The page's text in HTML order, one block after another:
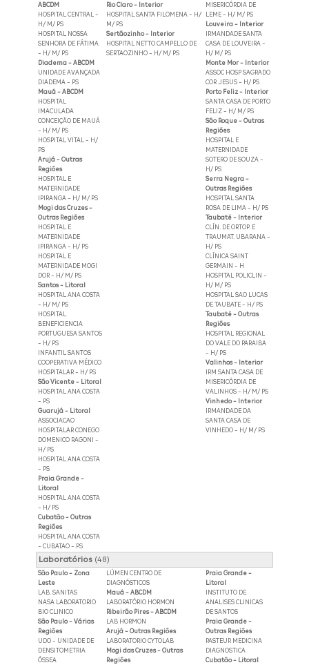
ABCDM
HOSPITAL CENTRAL -
H/ M/ PS
HOSPITAL NOSSA
SENHORA DE FÁTIMA
- H/ M/ PS
Diadema - ABCDM
UNIDADE AVANÇADA
DIADEMA - PS
Mauá - ABCDM
HOSPITAL
IMACULADA
CONCEIÇÃO DE MAUÁ
- H/ M/ PS
HOSPITAL VITAL - H/
PS
Arujá - Outras
Regiões
HOSPITAL E
MATERNIDADE
IPIRANGA - H/ M/ PS
Mogi das Cruzes -
Outras Regiões
HOSPITAL E
MATERNIDADE
IPIRANGA - H/ PS
HOSPITAL E
MATERNIDADE MOGI
DOR - H/ M/ PS
Santos - Litoral
HOSPITAL ANA COSTA
- H/ M/ PS
HOSPITAL
BENEFICIENCIA
PORTUGUESA SANTOS
- H/ PS
INFANTIL SANTOS
COOPERATIVA MÉDICO
HOSPITALAR - H/ PS
São Vicente - Litoral
HOSPITAL ANA COSTA
- PS
Guarujá - Litoral
ASSOCIACAO
HOSPITALAR CONEGO
DOMENICO RAGONI -
H/ PS
HOSPITAL ANA COSTA
- PS
Praia Grande -
Litoral
HOSPITAL ANA COSTA
- H/ PS
Cubatão - Outras
Regiões
HOSPITAL ANA COSTA
- CUBATAO - PS
Rio Claro - Interior
HOSPITAL SANTA FILOMENA - H/
M/ PS
Sertãozinho - Interior
HOSPITAL NETTO CAMPELLO DE
SERTAOZINHO - H/ M/ PS
MISERICÓRDIA DE
LEME - H/ M/ PS
Louveira - Interior
IRMANDADE SANTA
CASA DE LOUVEIRA -
H/ M/ PS
Monte Mor - Interior
ASSOC HOSP SAGRADO
COR JESUS - H/ PS
Porto Feliz - Interior
SANTA CASA DE PORTO
FELIZ - H/ M/ PS
São Roque - Outras
Regiões
HOSPITAL E
MATERNIDADE
SOTERO DE SOUZA -
H/ PS
Serra Negra -
Outras Regiões
HOSPITAL SANTA
ROSA DE LIMA - H/ PS
Taubaté - Interior
CLÍN. DE ORTOP. E
TRAUMAT. UBARANA -
H/ PS
CLÍNICA SAINT
GERMAIN - H
HOSPITAL POLICLIN -
H/ M/ PS
HOSPITAL SAO LUCAS
DE TAUBATE - H/ PS
Taubaté - Outras
Regiões
HOSPITAL REGIONAL
DO VALE DO PARAIBA
- H/ PS
Valinhos - Interior
IRM SANTA CASA DE
MISERICÓRDIA DE
VALINHOS - H/ M/ PS
Vinhedo - Interior
IRMANDADE DA
SANTA CASA DE
VINHEDO - H/ M/ PS
Laboratórios(48)
São Paulo - Zona
Leste
LAB. SANITAS
NASA LABORATORIO
BIO CLINICO
São Paulo - Várias
Regiões
UDO - UNIDADE DE
DENSITOMETRIA
ÓSSEA
LÚMEN CENTRO DE
DIAGNÓSTICOS
Mauá - ABCDM
LABORATÓRIO HORMON
Ribeirão Pires - ABCDM
LAB HORMON
Arujá - Outras Regiões
LABORATORIO CYTOLAB
Mogi das Cruzes - Outras
Regiões
Praia Grande -
Litoral
INSTITUTO DE
ANALISES CLINICAS
DE SANTOS
Praia Grande -
Outras Regiões
PASTEUR MEDICINA
DIAGNOSTICA
Cubatão - Litoral